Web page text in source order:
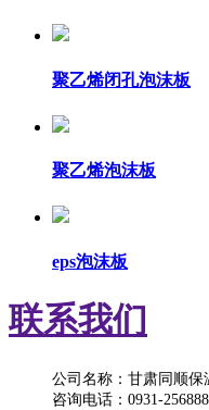
聚乙烯闭孔泡沫板
聚乙烯泡沫板
eps泡沫板
联系我们
公司名称：甘肃同顺保
咨询电话：0931-